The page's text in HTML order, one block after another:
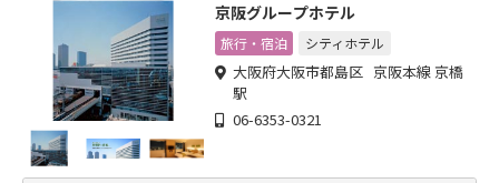
京阪グループホテル
旅行・宿泊 シティホテル
大阪府大阪市都島区 京阪本線 京橋
駅
06-6353-0321